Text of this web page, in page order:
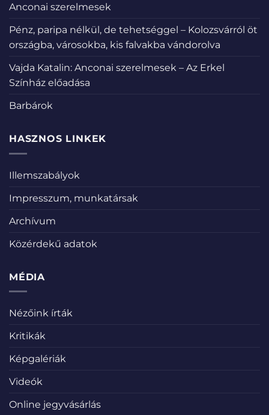
Anconai szerelmesek
Pénz, paripa nélkül, de tehetséggel – Kolozsvárról öt
országba, városokba, kis falvakba vándorolva
Vajda Katalin: Anconai szerelmesek – Az Erkel
Színház előadása
Barbárok
HASZNOS LINKEK
Illemszabályok
Impresszum, munkatársak
Archívum
Közérdekű adatok
MÉDIA
Nézőink írták
Kritikák
Képgalériák
Videók
Online jegyvásárlás